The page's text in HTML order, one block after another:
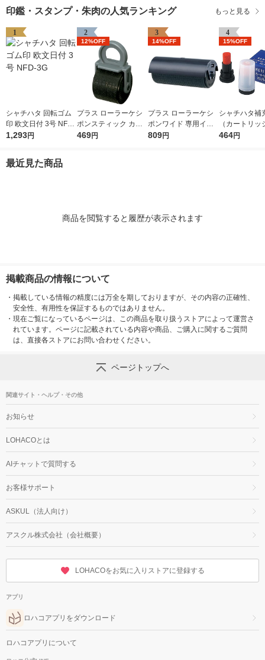
印鑑・スタンプ・朱肉の人気ランキング もっと見る
1
シャチハタ 回転ゴム
印 欧文日付 3号 NFD-
3G
1,293円
2
12%OFF
プラス ローラーケシ
ポンスティック カー
トリッジ 個人情報保
469円
3
14%OFF
プラス ローラーケシ
ポンワイド 専用イン
クカートリッジ 個人
809円
4
15%OFF
シャチハタ補
（カートリッ
ネーム・ネー
464円
最近見た商品
商品を閲覧すると履歴が表示されます
掲載商品の情報について
・ 掲載している情報の精度には万全を期しておりますが、その内容の正確性、
安全性、有用性を保証するものではありません。
・ 現在ご覧になっているページは、この商品を取り扱うストアによって運営さ
れています。ページに記載されている内容や商品、ご購入に関するご質問
は、直接各ストアにお問い合わせください。
ページトップへ
関連サイト・ヘルプ・その他
お知らせ
LOHACOとは
AIチャットで質問する
お客様サポート
ASKUL（法人向け）
アスクル株式会社（会社概要）
LOHACOをお気に入りストアに登録する
アプリ
ロハコアプリをダウンロード
ロハコアプリについて